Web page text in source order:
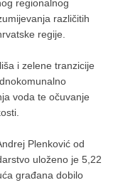
regionalnog
različitih
regije.
i zelene tranzicije
voda te očuvanje
Plenković od
uloženo je 5,22
građana dobilo